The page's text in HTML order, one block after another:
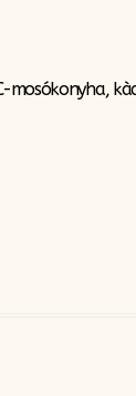
mosókonyha,